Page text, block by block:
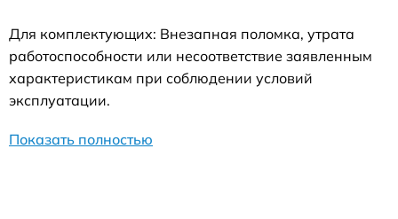
Для комплектующих: Внезапная поломка, утрата
работоспособности или несоответствие заявленным
характеристикам при соблюдении условий
эксплуатации.
Показать полностью